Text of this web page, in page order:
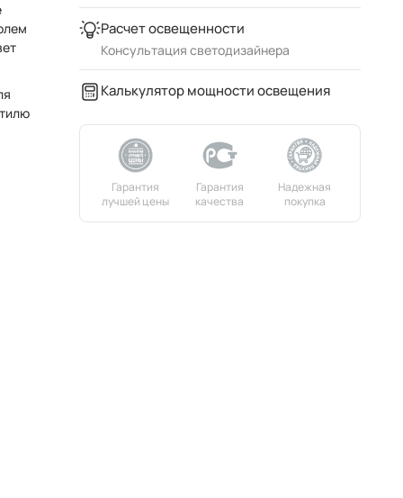
Расчет освещенности
Консультация светодизайнера
Калькулятор мощности освещения